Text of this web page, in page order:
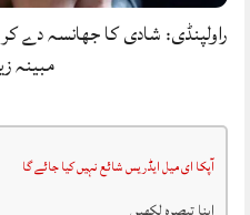
راولپنڈی: شادی کا جھانسہ
مبینہ
آپکا ای میل ایڈریس شائع نہیں کیا جائے گا